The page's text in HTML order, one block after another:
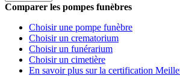
Comparer les pompes funèbres
Choisir une pompe funèbre
Choisir un crematorium
Choisir un funérarium
Choisir un cimetière
En savoir plus sur la certification